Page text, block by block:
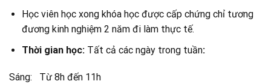
Học viên học xong khóa học được cấp chứng chỉ tương
đương kinh nghiệm 2 năm đi làm thực tế.
Thời gian học: Tất cả các ngày trong tuần:
Sáng: Từ 8h đến 11h